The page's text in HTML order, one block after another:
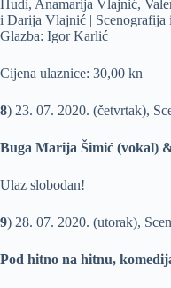
Hudi, Anamarija Vlajnić,
i Darija Vlajnić |
Glazba: Igor Karlić
Cijena ulaznice: 30,00 kn
8) 23. 07. 2020. (četvrtak),
Buga Marija Šimić (vokal)
Ulaz slobodan!
9) 28. 07. 2020. (utorak),
Pod hitno na hitnu,